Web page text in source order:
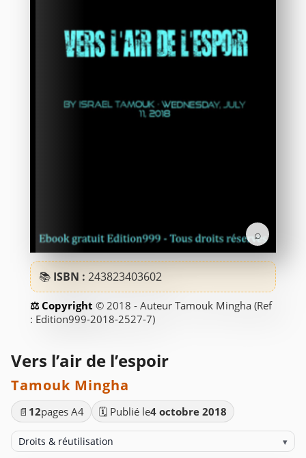
⌕
📚 ISBN : 243823403602
© 2018 - Auteur Tamouk Mingha (Ref
: Edition999-2018-2527-7)
Vers l’air de l’espoir
Tamouk Mingha
📄 12pages A4 🗓️ Publié le4 octobre 2018
Droits & réutilisation ▾